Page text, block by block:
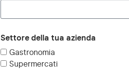
Settore della tua azienda
Gastronomia
Supermercati